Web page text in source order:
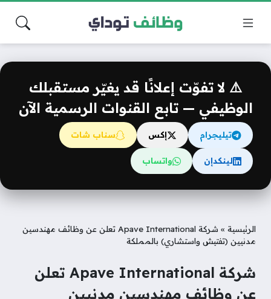
⚠️ لا تفوّت إعلانًا قد يغيّر مستقبلك
الوظيفي — تابع القنوات الرسمية الآن
تيليجرام إكس سناب شات
لينكدإن واتساب
الرئيسية »
شركة Apave International تعلن عن وظائف مهندسين
مدنيين (تفتيش واستشاري) بالمملكة
شركة Apave International تعلن
عن وظائف مهندسين مدنيين